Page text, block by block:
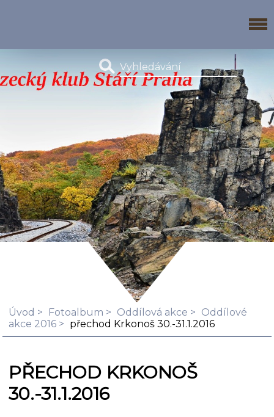
Úvod Fotoalbum Oddílová akce
Oddílové
akce 2016
přechod Krkonoš 30.-31.1.2016
PŘECHOD KRKONOŠ
30.-31.1.2016